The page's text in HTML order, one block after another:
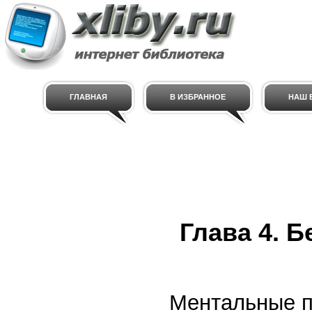
ГЛАВНАЯ В ИЗБРАННОЕ НАШ
Глава 4.
Ментальные